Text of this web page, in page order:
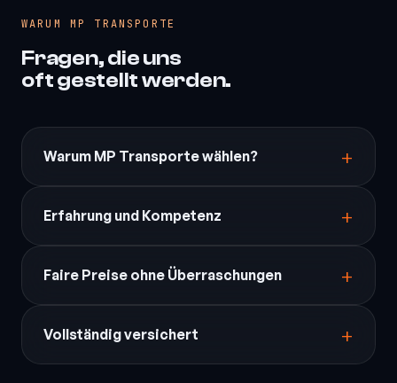
WARUM MP TRANSPORTE
Fragen, die uns
oft gestellt werden.
Warum MP Transporte wählen?
Erfahrung und Kompetenz
Faire Preise ohne Überraschungen
Vollständig versichert